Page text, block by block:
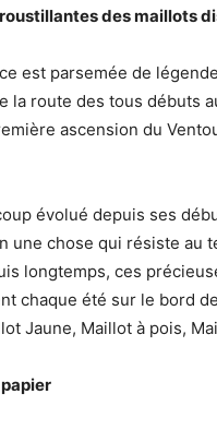
des maillots
est parsemée de
la route des tous débuts
ascension du
évolué depuis ses
une chose qui résiste au
longtemps, ces
chaque été sur le bord
Jaune, Maillot à pois,